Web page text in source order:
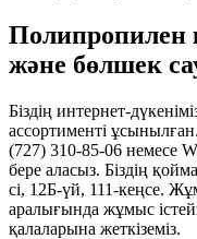
Полипропилен
және бөлшек
Біздің интернет-
ассортименті
(727) 310-85-06 немесе
бере аласыз. Біздің
сі, 12Б-үй, 111-кеңсе.
аралығында жұмыс
қалаларына жеткіземіз.